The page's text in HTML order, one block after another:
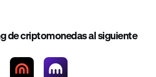
de criptomonedas al siguiente